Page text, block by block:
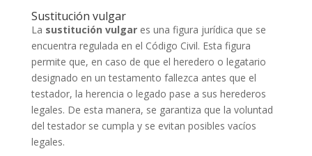
Sustitución vulgar
La sustitución vulgares una figura jurídica que se
encuentra regulada en el Código Civil. Esta figura
permite que, en caso de que el heredero o legatario
designado en un testamento fallezca antes que el
testador, la herencia o legado pase a sus herederos
legales. De esta manera, se garantiza que la voluntad
del testador se cumpla y se evitan posibles vacíos
legales.